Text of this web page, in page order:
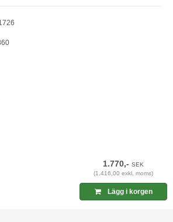
1.770,-SEK
(1.416,00 exkl. moms)
Lägg i korgen